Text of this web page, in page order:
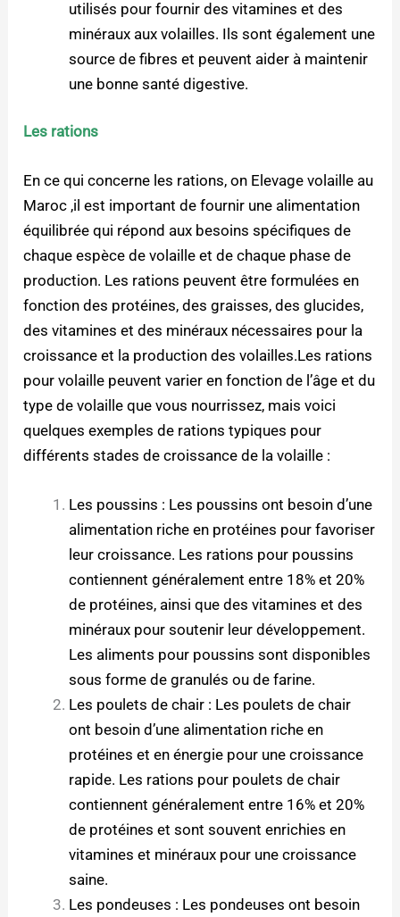
utilisés pour fournir des vitamines et des
minéraux aux volailles. Ils sont également une
source de fibres et peuvent aider à maintenir
une bonne santé digestive.
Les rations
En ce qui concerne les rations, on Elevage volaille au
Maroc ,il est important de fournir une alimentation
équilibrée qui répond aux besoins spécifiques de
chaque espèce de volaille et de chaque phase de
production. Les rations peuvent être formulées en
fonction des protéines, des graisses, des glucides,
des vitamines et des minéraux nécessaires pour la
croissance et la production des volailles.Les rations
pour volaille peuvent varier en fonction de l’âge et du
type de volaille que vous nourrissez, mais voici
quelques exemples de rations typiques pour
différents stades de croissance de la volaille :
Les poussins : Les poussins ont besoin d’une
alimentation riche en protéines pour favoriser
leur croissance. Les rations pour poussins
contiennent généralement entre 18% et 20%
de protéines, ainsi que des vitamines et des
minéraux pour soutenir leur développement.
Les aliments pour poussins sont disponibles
sous forme de granulés ou de farine.
Les poulets de chair : Les poulets de chair
ont besoin d’une alimentation riche en
protéines et en énergie pour une croissance
rapide. Les rations pour poulets de chair
contiennent généralement entre 16% et 20%
de protéines et sont souvent enrichies en
vitamines et minéraux pour une croissance
saine.
Les pondeuses : Les pondeuses ont besoin